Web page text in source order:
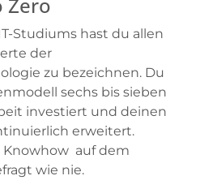
Zero
Studiums hast du allen
der
zu bezeichnen. Du
sechs bis sieben
investiert und deinen
erweitert.
Knowhow auf dem
wie nie.